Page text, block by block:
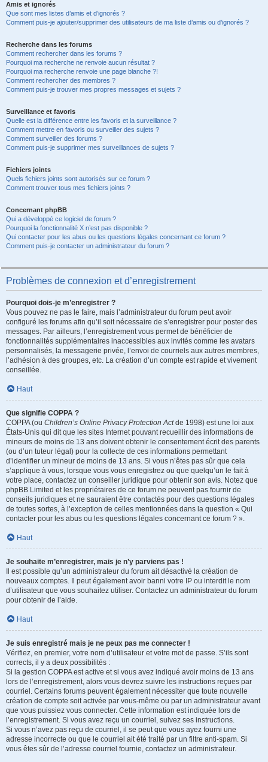
Amis et ignorés
Que sont mes listes d’amis et d’ignorés ?
Comment puis-je ajouter/supprimer des utilisateurs de ma liste d’amis ou d’ignorés ?
Recherche dans les forums
Comment rechercher dans les forums ?
Pourquoi ma recherche ne renvoie aucun résultat ?
Pourquoi ma recherche renvoie une page blanche ?!
Comment rechercher des membres ?
Comment puis-je trouver mes propres messages et sujets ?
Surveillance et favoris
Quelle est la différence entre les favoris et la surveillance ?
Comment mettre en favoris ou surveiller des sujets ?
Comment surveiller des forums ?
Comment puis-je supprimer mes surveillances de sujets ?
Fichiers joints
Quels fichiers joints sont autorisés sur ce forum ?
Comment trouver tous mes fichiers joints ?
Concernant phpBB
Qui a développé ce logiciel de forum ?
Pourquoi la fonctionnalité X n’est pas disponible ?
Qui contacter pour les abus ou les questions légales concernant ce forum ?
Comment puis-je contacter un administrateur du forum ?
Problèmes de connexion et d’enregistrement
Pourquoi dois-je m’enregistrer ?
Vous pouvez ne pas le faire, mais l’administrateur du forum peut avoir
configuré les forums afin qu’il soit nécessaire de s’enregistrer pour poster des
messages. Par ailleurs, l’enregistrement vous permet de bénéficier de
fonctionnalités supplémentaires inaccessibles aux invités comme les avatars
personnalisés, la messagerie privée, l’envoi de courriels aux autres membres,
l’adhésion à des groupes, etc. La création d’un compte est rapide et vivement
conseillée.
Haut
Que signifie COPPA ?
COPPA (ou Children’s Online Privacy Protection Actde 1998) est une loi aux
États-Unis qui dit que les sites Internet pouvant recueillir des informations de
mineurs de moins de 13 ans doivent obtenir le consentement écrit des parents
(ou d’un tuteur légal) pour la collecte de ces informations permettant
d’identifier un mineur de moins de 13 ans. Si vous n’êtes pas sûr que cela
s’applique à vous, lorsque vous vous enregistrez ou que quelqu’un le fait à
votre place, contactez un conseiller juridique pour obtenir son avis. Notez que
phpBB Limited et les propriétaires de ce forum ne peuvent pas fournir de
conseils juridiques et ne sauraient être contactés pour des questions légales
de toutes sortes, à l’exception de celles mentionnées dans la question « Qui
contacter pour les abus ou les questions légales concernant ce forum ? ».
Haut
Je souhaite m’enregistrer, mais je n’y parviens pas !
Il est possible qu’un administrateur du forum ait désactivé la création de
nouveaux comptes. Il peut également avoir banni votre IP ou interdit le nom
d’utilisateur que vous souhaitez utiliser. Contactez un administrateur du forum
pour obtenir de l’aide.
Haut
Je suis enregistré mais je ne peux pas me connecter !
Vérifiez, en premier, votre nom d’utilisateur et votre mot de passe. S’ils sont
corrects, il y a deux possibilités :
Si la gestion COPPA est active et si vous avez indiqué avoir moins de 13 ans
lors de l’enregistrement, alors vous devrez suivre les instructions reçues par
courriel. Certains forums peuvent également nécessiter que toute nouvelle
création de compte soit activée par vous-même ou par un administrateur avant
que vous puissiez vous connecter. Cette information est indiquée lors de
l’enregistrement. Si vous avez reçu un courriel, suivez ses instructions.
Si vous n’avez pas reçu de courriel, il se peut que vous ayez fourni une
adresse incorrecte ou que le courriel ait été traité par un filtre anti-spam. Si
vous êtes sûr de l’adresse courriel fournie, contactez un administrateur.